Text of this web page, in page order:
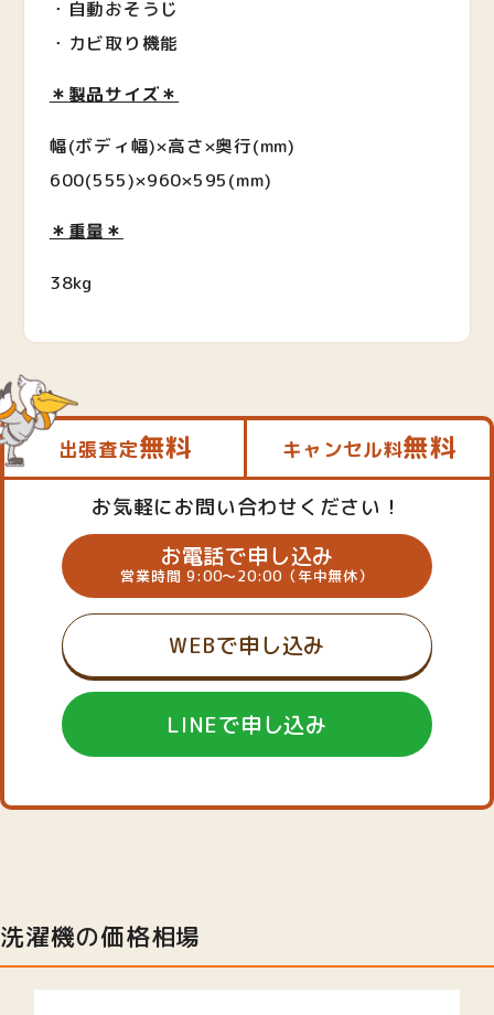
・自動おそうじ
・カビ取り機能
＊製品サイズ＊
幅(ボディ幅)×高さ×奥行(mm)
600(555)×960×595(mm)
＊重量＊
38kg
出張査定無料 キャンセル料無料
お気軽にお問い合わせください！
お電話で申し込み
営業時間 9:00～20:00（年中無休）
WEBで申し込み
LINEで申し込み
洗濯機の価格相場